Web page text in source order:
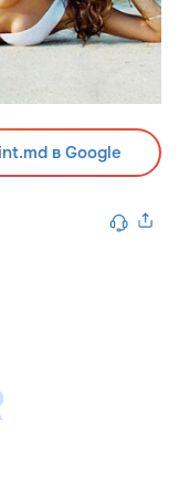
в Google